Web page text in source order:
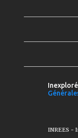
INREES -